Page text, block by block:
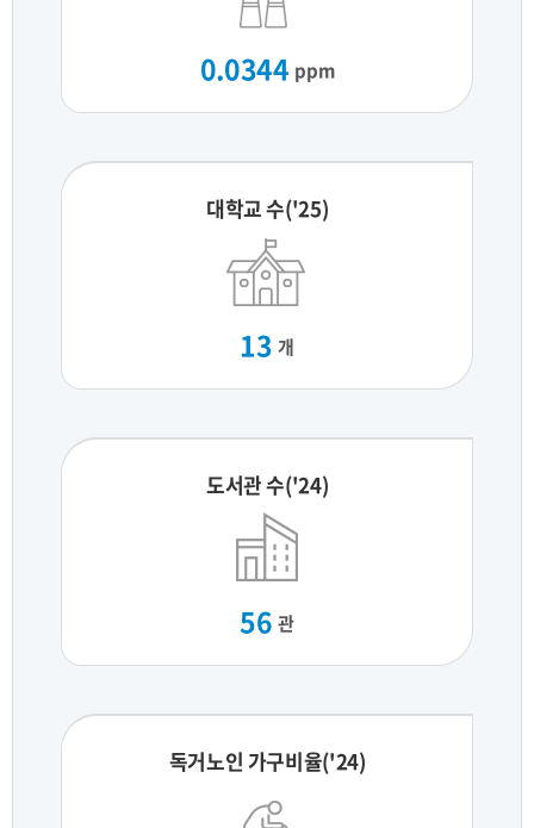
0.0344 ppm
대학교 수('25)
13 개
도서관 수('24)
56 관
독거노인 가구비율('24)